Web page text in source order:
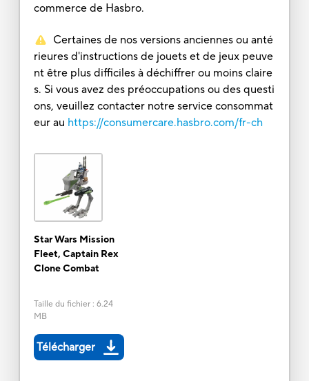
commerce de Hasbro.
Certaines de nos versions anciennes ou anté
rieures d'instructions de jouets et de jeux peuve
nt être plus difficiles à déchiffrer ou moins claire
s. Si vous avez des préoccupations ou des questi
ons, veuillez contacter notre service consommat
eur au https://consumercare.hasbro.com/fr-ch
Star Wars Mission
Fleet, Captain Rex
Clone Combat
Taille du fichier: 6.24
MB
Télécharger